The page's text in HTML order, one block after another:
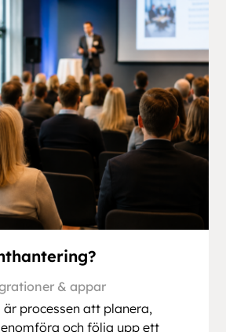
& appar
processen att planera,
och följa upp ett